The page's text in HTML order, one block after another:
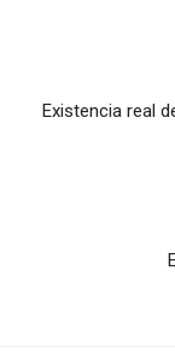
Existencia real